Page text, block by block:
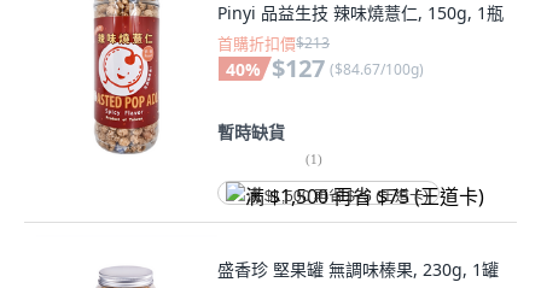
Pinyi 品益生技 辣味燒薏仁, 150g, 1瓶
首購折扣價$213
40% $127 ($84.67/100g)
暫時缺貨
(1)
满 $1,500 再省 $75 (王道卡)
盛香珍 堅果罐 無調味榛果, 230g, 1罐